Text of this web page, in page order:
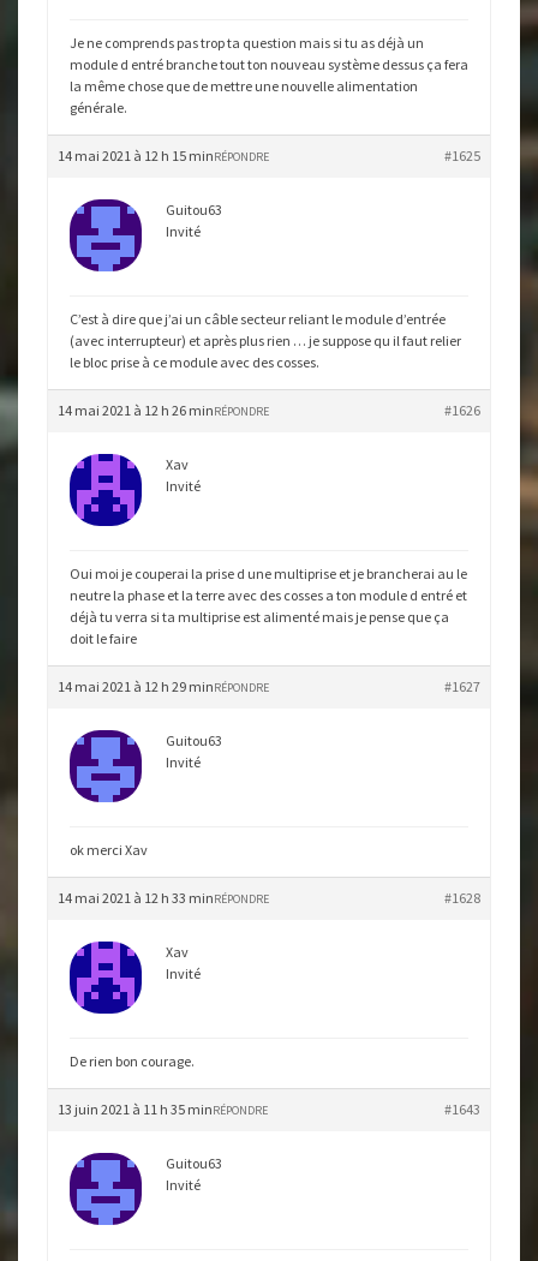
Je ne comprends pas trop ta question mais si tu as déjà un
module d entré branche tout ton nouveau système dessus ça fera
la même chose que de mettre une nouvelle alimentation
générale.
14 mai 2021 à 12 h 15 min #1625
RÉPONDRE
Guitou63
Invité
C’est à dire que j’ai un câble secteur reliant le module d’entrée
(avec interrupteur) et après plus rien … je suppose qu il faut relier
le bloc prise à ce module avec des cosses.
14 mai 2021 à 12 h 26 min #1626
RÉPONDRE
Xav
Invité
Oui moi je couperai la prise d une multiprise et je brancherai au le
neutre la phase et la terre avec des cosses a ton module d entré et
déjà tu verra si ta multiprise est alimenté mais je pense que ça
doit le faire
14 mai 2021 à 12 h 29 min #1627
RÉPONDRE
Guitou63
Invité
ok merci Xav
14 mai 2021 à 12 h 33 min #1628
RÉPONDRE
Xav
Invité
De rien bon courage.
13 juin 2021 à 11 h 35 min #1643
RÉPONDRE
Guitou63
Invité